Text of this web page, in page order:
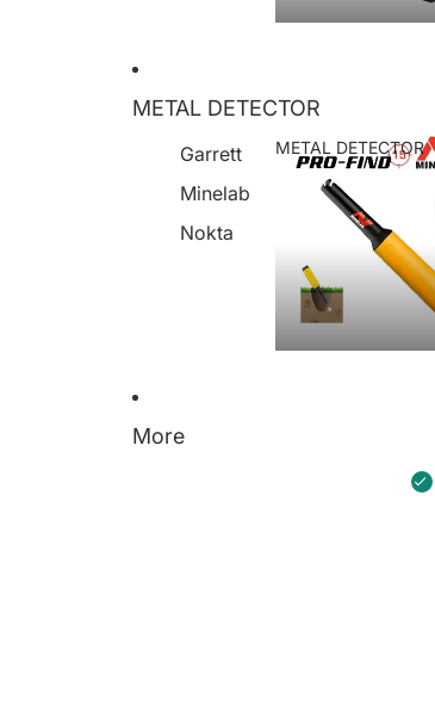
METAL DETECTOR
Garrett
Minelab
Nokta
METAL DETECTOR
METAL DETECTOR
More